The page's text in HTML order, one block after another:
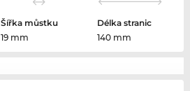
Šířka můstku
19 mm
Délka stranic
140 mm